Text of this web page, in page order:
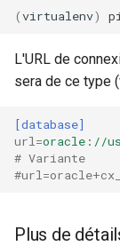
(virtualenv)
L'URL de
sera de ce type
[database]
url =oracle://
# Variante
Plus de